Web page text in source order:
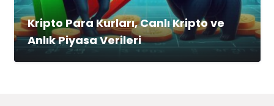
Kripto Para Kurları, Canlı Kripto ve
Anlık Piyasa Verileri